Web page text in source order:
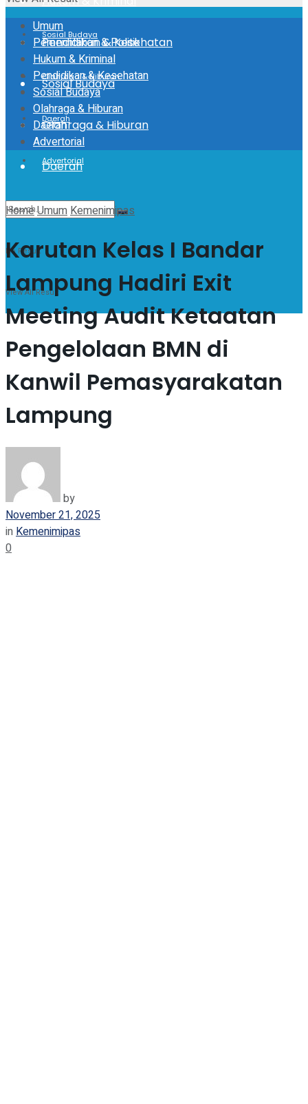
Sosial Budaya
Olahraga & Hiburan
Daerah
Advertorial
No Result
View All Result
Pendidikan & Kesehatan
Sosial Budaya
Olahraga & Hiburan
Daerah
Advertorial
Umum
Pemerintahan & Politik
Hukum & Kriminal
Pendidikan & Kesehatan
Sosial Budaya
Olahraga & Hiburan
Daerah
Advertorial
HomeUmumKemenimipas
Karutan Kelas I Bandar
Lampung Hadiri Exit
Meeting Audit Ketaatan
Pengelolaan BMN di
Kanwil Pemasyarakatan
Lampung
by
November 21, 2025
inKemenimipas
0